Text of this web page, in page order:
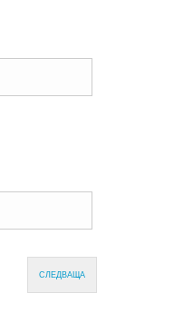
СЛЕДВАЩА